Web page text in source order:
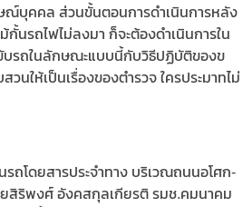
ณ์บุคคล ส่วนขั้นตอนการดำเนินการหลัง
นรถไฟไม่ลงมา ก็จะต้องดำเนินการใน
บรถในลักษณะแบบนี้กับวิธีปฏิบัติของข
นให้เป็นเรื่องของตำรวจ ใครประมาทไม่
โดยสารประจำทาง บริเวณถนนอโศก-
ยสิริพงศ์ อังคสกุลเกียรติ รมช.คมนาคม